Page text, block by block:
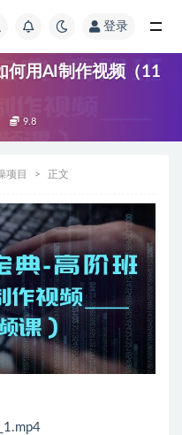
登录
何用AI制作视频（11
9.8
项目 正文